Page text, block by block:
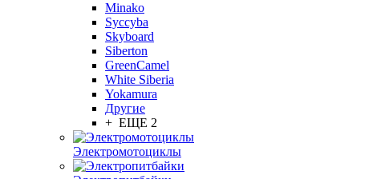
Minako
Syccyba
Skyboard
Siberton
GreenCamel
White Siberia
Yokamura
Другие
+ ЕЩЕ 2
Электромотоциклы